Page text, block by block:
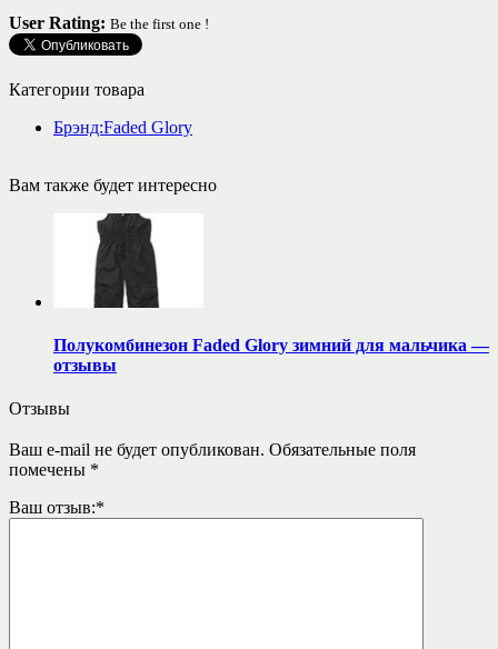
User Rating: Be the first one !
Категории товара
Брэнд:Faded Glory
Вам также будет интересно
Полукомбинезон Faded Glory зимний для мальчика —
отзывы
Отзывы
Ваш e-mail не будет опубликован. Обязательные поля
помечены *
Ваш отзыв:*